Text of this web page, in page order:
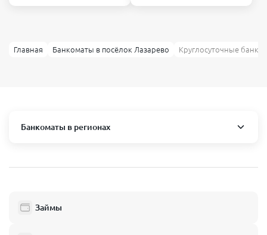
Главная Банкоматы в посёлок Лазарево Круглосуточные
Банкоматы в регионах
Балашиха
Займы